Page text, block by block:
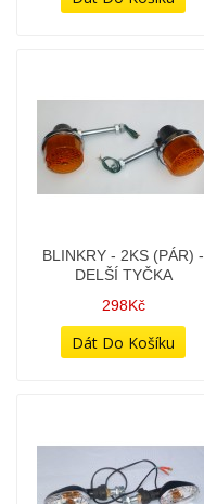
BLINKRY - 2KS (PÁR) -
DELŠÍ TYČKA
298Kč